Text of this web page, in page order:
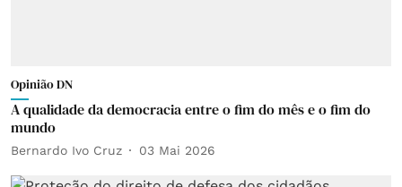
Opinião DN
A qualidade da democracia entre o fim do mês e o fim do
mundo
Bernardo Ivo Cruz 03 Mai 2026